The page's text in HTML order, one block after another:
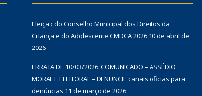
Eleição do Conselho Municipal dos Direitos da
Criança e do Adolescente CMDCA 2026 10 de abril de
2026
ERRATA DE 10/03/2026. COMUNICADO – ASSÉDIO
MORAL E ELEITORAL – DENUNCIE canais oficias para
denúncias 11 de março de 2026